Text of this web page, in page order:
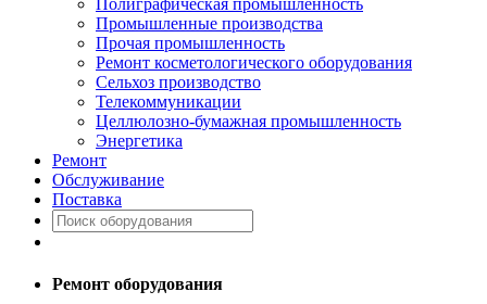
Полиграфическая промышленность
Промышленные производства
Прочая промышленность
Ремонт косметологического оборудования
Сельхоз производство
Телекоммуникации
Целлюлозно-бумажная промышленность
Энергетика
Ремонт
Обслуживание
Поставка
Ремонт оборудования